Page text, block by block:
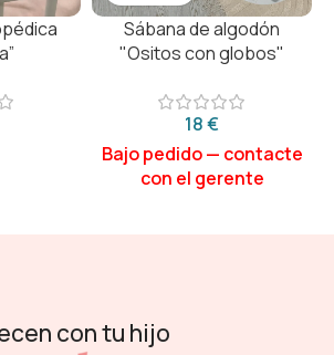
Sábana de algodón
"Ositos con globos"
€
con tu hijo